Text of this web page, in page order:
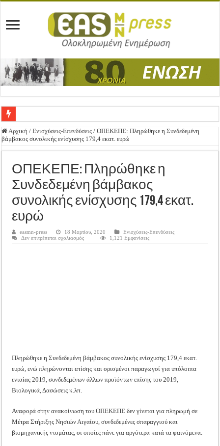
Ένωση Μεσολογγίου: Συγχαρητήρια Επιστολή προς Δήμο Μεσολογγίου
ΕΝΩΣΗ ΜΕΣΟΛΟΓΓΙΟΥ: ΕΚΛΟΓΙΚΗ ΓΕΝΙΚΗ ΣΥΝΕΛΕΥΣΗ
Δημοσιεύτηκε η Προδημοσίευση της Πρόσκλησης Σχεδίων Βελτίωσης
Ανακοίνωση: Επιστροφή ΦΠΑ
Καλά Χριστούγεννα! Καλή Χρονιά!
Tακτική Γενική Συνέλευση του Αγροτικού Συνεταιρισμού Μεσολογγίου-
Η περίοδος συγκομιδής της Ελιάς ξεκίνησε…με Μεγάλες Προσφορές!!
Αρχική / Ενισχύσεις-Επενδύσεις / ΟΠΕΚΕΠΕ: Πληρώθηκε η Συνδεδεμένη
βάμβακος συνολικής ενίσχυσης 179,4 εκατ. ευρώ
ΟΠΕΚΕΠΕ: Πληρώθηκε η
Συνδεδεμένη βάμβακος
συνολικής ενίσχυσης 179,4 εκατ.
ευρώ
easmn-press 18 Μαρτίου, 2020
Ενισχύσεις-Επενδύσεις
Δεν επιτρέπεται σχολιασμόςστο
1,121 Εμφανίσεις
Πληρώθηκε η Συνδεδεμένη βάμβακος συνολικής ενίσχυσης 179,4 εκατ.
ευρώ, ενώ πληρώνονται επίσης και ορισμένοι παραγωγοί για υπόλοιπα
ενιαίας 2019, συνδεδεμένων άλλων προϊόντων επίσης του 2019,
Βιολογικά, Δασώσεις κ.λπ.
Αναφορά στην ανακοίνωση του ΟΠΕΚΕΠΕ δεν γίνεται για πληρωμή σε
Μέτρα Στήριξης Νησιών Αιγαίου, συνδεδεμένες σπαραγγιού και
βιομηχανικής ντομάτας, οι οποίες πάνε για αργότερα κατά τα φαινόμενα.